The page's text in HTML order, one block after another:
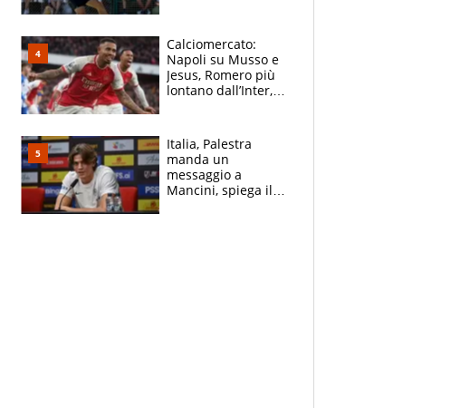
B. Rune verso la
rinuncia
Calciomercato:
Napoli su Musso e
Jesus, Romero più
lontano dall’Inter,
tabellone
Italia, Palestra
manda un
messaggio a
Mancini, spiega il